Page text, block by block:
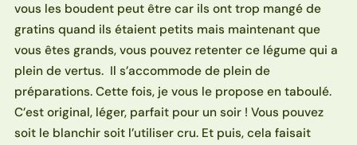
vous les boudent peut être car ils ont trop mangé de
gratins quand ils étaient petits mais maintenant que
vous êtes grands, vous pouvez retenter ce légume qui a
plein de vertus. Il s’accommode de plein de
préparations. Cette fois, je vous le propose en taboulé.
C’est original, léger, parfait pour un soir ! Vous pouvez
soit le blanchir soit l’utiliser cru. Et puis, cela faisait